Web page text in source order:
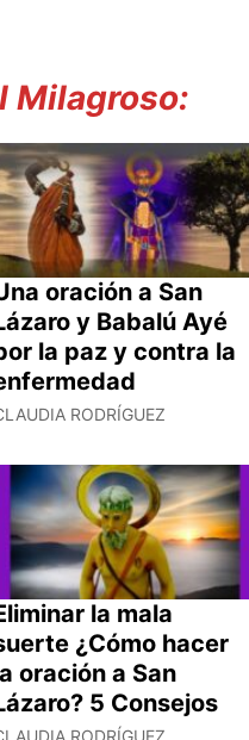
Milagroso:
oración a San
y Babalú Ayé
la paz y contra la
RODRÍGUEZ
la mala
¿Cómo hacer
oración a San
5 Consejos
RODRÍGUEZ